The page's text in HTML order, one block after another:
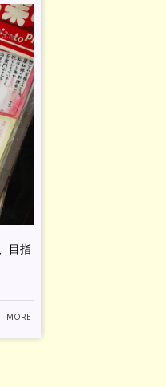
目指
MORE